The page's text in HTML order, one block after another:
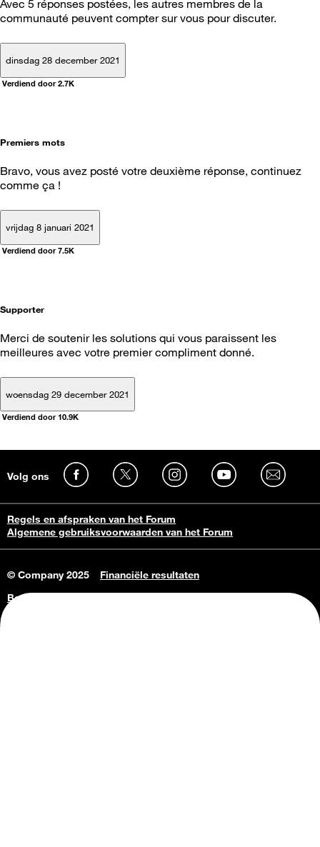
Avec 5 réponses postées, les autres membres de la
communauté peuvent compter sur vous pour discuter.
dinsdag 28 december 2021
Verdiend door 2.7K
Premiers mots
Bravo, vous avez posté votre deuxième réponse, continuez
comme ça !
vrijdag 8 januari 2021
Verdiend door 7.5K
Supporter
Merci de soutenir les solutions qui vous paraissent les
meilleures avec votre premier compliment donné.
woensdag 29 december 2021
Verdiend door 10.9K
Volg ons
Regels en afspraken van het Forum
Algemene gebruiksvoorwaarden van het Forum
© Company 2025
Financiële resultaten
Bedrijfsgegevens